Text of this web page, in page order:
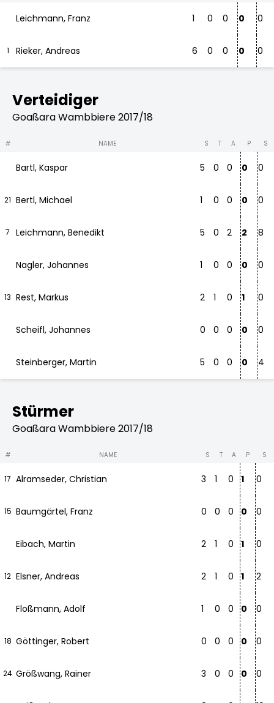
Leichmann, Franz 1 0 0 0 0
1 Rieker, Andreas 6 0 0 0 0
Verteidiger
Goaßara Wambbiere 2017/18
# NAME S T A P S
Bartl, Kaspar 5 0 0 0 0
21 Bertl, Michael 1 0 0 0 0
7 Leichmann, Benedikt 5 0 2 2 8
Nagler, Johannes 1 0 0 0 0
13 Rest, Markus 2 1 0 1 0
Scheifl, Johannes 0 0 0 0 0
Steinberger, Martin 5 0 0 0 4
Stürmer
Goaßara Wambbiere 2017/18
# NAME S T A P S
17 Alramseder, Christian 3 1 0 1 0
15 Baumgärtel, Franz 0 0 0 0 0
Eibach, Martin 2 1 0 1 0
12 Elsner, Andreas 2 1 0 1 2
Floßmann, Adolf 1 0 0 0 0
18 Göttinger, Robert 0 0 0 0 0
24 Größwang, Rainer 3 0 0 0 0